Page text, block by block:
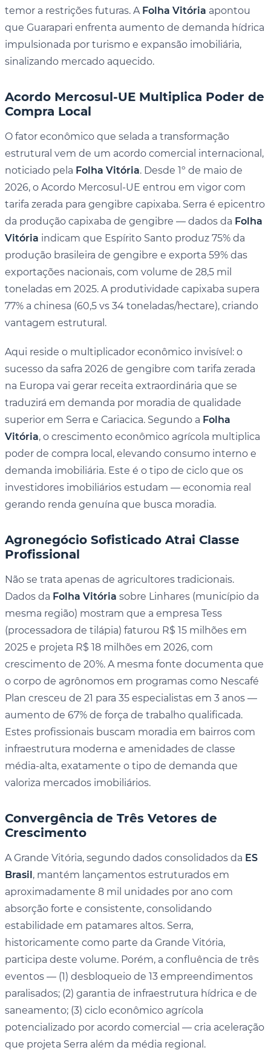
temor a restrições futuras. A Folha Vitória apontou
que Guarapari enfrenta aumento de demanda hídrica
impulsionada por turismo e expansão imobiliária,
sinalizando mercado aquecido.
Acordo Mercosul-UE Multiplica Poder de
Compra Local
O fator econômico que selada a transformação
estrutural vem de um acordo comercial internacional,
noticiado pela Folha Vitória. Desde 1º de maio de
2026, o Acordo Mercosul-UE entrou em vigor com
tarifa zerada para gengibre capixaba. Serra é epicentro
da produção capixaba de gengibre — dados da Folha
Vitória indicam que Espírito Santo produz 75% da
produção brasileira de gengibre e exporta 59% das
exportações nacionais, com volume de 28,5 mil
toneladas em 2025. A produtividade capixaba supera
77% a chinesa (60,5 vs 34 toneladas/hectare), criando
vantagem estrutural.
Aqui reside o multiplicador econômico invisível: o
sucesso da safra 2026 de gengibre com tarifa zerada
na Europa vai gerar receita extraordinária que se
traduzirá em demanda por moradia de qualidade
superior em Serra e Cariacica. Segundo a Folha
Vitória, o crescimento econômico agrícola multiplica
poder de compra local, elevando consumo interno e
demanda imobiliária. Este é o tipo de ciclo que os
investidores imobiliários estudam — economia real
gerando renda genuína que busca moradia.
Agronegócio Sofisticado Atrai Classe
Profissional
Não se trata apenas de agricultores tradicionais.
Dados da Folha Vitória sobre Linhares (município da
mesma região) mostram que a empresa Tess
(processadora de tilápia) faturou R$ 15 milhões em
2025 e projeta R$ 18 milhões em 2026, com
crescimento de 20%. A mesma fonte documenta que
o corpo de agrônomos em programas como Nescafé
Plan cresceu de 21 para 35 especialistas em 3 anos —
aumento de 67% de força de trabalho qualificada.
Estes profissionais buscam moradia em bairros com
infraestrutura moderna e amenidades de classe
média-alta, exatamente o tipo de demanda que
valoriza mercados imobiliários.
Convergência de Três Vetores de
Crescimento
A Grande Vitória, segundo dados consolidados da ES
Brasil, mantém lançamentos estruturados em
aproximadamente 8 mil unidades por ano com
absorção forte e consistente, consolidando
estabilidade em patamares altos. Serra,
historicamente como parte da Grande Vitória,
participa deste volume. Porém, a confluência de três
eventos — (1) desbloqueio de 13 empreendimentos
paralisados; (2) garantia de infraestrutura hídrica e de
saneamento; (3) ciclo econômico agrícola
potencializado por acordo comercial — cria aceleração
que projeta Serra além da média regional.